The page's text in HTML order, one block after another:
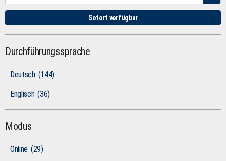
Sofort verfügbar
Durchführungssprache
Deutsch (144)
Englisch (36)
Modus
Online (29)